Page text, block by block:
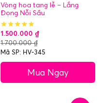
Vòng hoa tang lễ – Lắng
Đọng Nỗi Sầu
1.500.000 ₫
1.700.000₫
Mã SP: HV-345
Mua Ngay